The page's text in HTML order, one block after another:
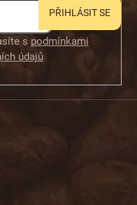
s podmínkami
údajů
PŘIHLÁSIT SE